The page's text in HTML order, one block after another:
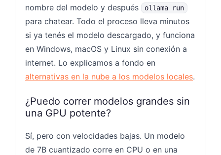
nombre del modelo y después
ollama run
para chatear. Todo el proceso lleva minutos
si ya tenés el modelo descargado, y funciona
en Windows, macOS y Linux sin conexión a
internet. Lo explicamos a fondo en
alternativas en la nube a los modelos locales.
¿Puedo correr modelos grandes sin
una GPU potente?
Sí, pero con velocidades bajas. Un modelo
de 7B cuantizado corre en CPU o en una